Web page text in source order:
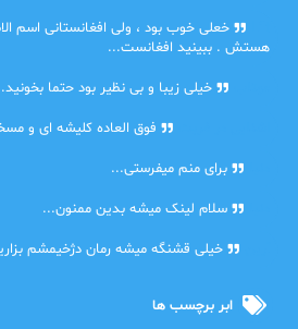
خعلی خوب بود ، ولی افغانستانی اسم
هستش . ببینید افغانست...
خیلی زیبا و بی نظیر بود حتما
فوق العاده کلیشه ای و
برای منم میفرستی...
سلام لینک میشه بدین ممنون...
خیلی قشنگه میشه رمان دژخیمشم
ابر برچسب ها